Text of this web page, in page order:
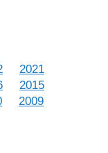
2021
2015
2009